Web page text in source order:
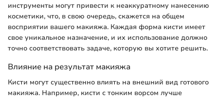
инструменты могут привести к неаккуратному нанесению
косметики, что, в свою очередь, скажется на общем
восприятии вашего макияжа. Каждая форма кисти имеет
свое уникальное назначение, и их использование должно
точно соответствовать задаче, которую вы хотите решить.
Влияние на результат макияжа
Кисти могут существенно влиять на внешний вид готового
макияжа. Например, кисти с тонким ворсом лучше